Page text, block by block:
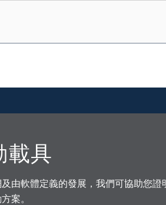
載具
由軟體定義的發展，我們可協助您
案。